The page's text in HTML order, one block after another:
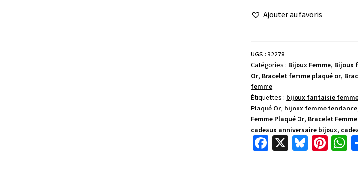
coeurAjouter au favoris
UGS :32278
Catégories : Bijoux Femme, Bijoux
Or, Bracelet femme plaqué or,
femme
Étiquettes : bijoux fantaisie femme
Plaqué Or, bijoux femme tendance,
Femme Plaqué Or, Bracelet
cadeaux anniversaire bijoux,
Fa X
Bl Pi